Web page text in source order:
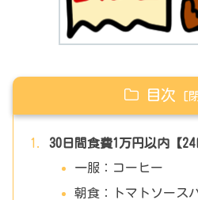
目次
30日間食費1万円以内【
一服：コーヒー
朝食：トマトソース